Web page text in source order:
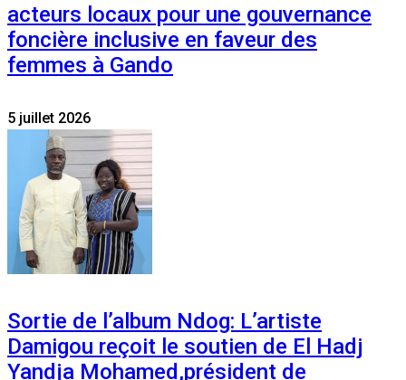
acteurs locaux pour une gouvernance
foncière inclusive en faveur des
femmes à Gando
5 juillet 2026
Sortie de l’album Ndog: L’artiste
Damigou reçoit le soutien de El Hadj
Yandja Mohamed,président de